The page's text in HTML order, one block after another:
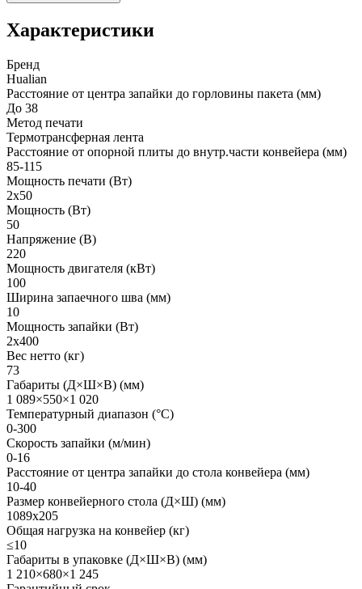
Характеристики
Бренд
Hualian
Расстояние от центра запайки до горловины пакета (мм)
До 38
Метод печати
Термотрансферная лента
Расстояние от опорной плиты до внутр.части конвейера (мм)
85-115
Мощность печати (Вт)
2х50
Мощность (Вт)
50
Напряжение (В)
220
Мощность двигателя (кВт)
100
Ширина запаечного шва (мм)
10
Мощность запайки (Вт)
2х400
Вес нетто (кг)
73
Габариты (Д×Ш×В) (мм)
1 089×550×1 020
Температурный диапазон (°С)
0-300
Скорость запайки (м/мин)
0-16
Расстояние от центра запайки до стола конвейера (мм)
10-40
Размер конвейерного стола (Д×Ш) (мм)
1089х205
Общая нагрузка на конвейер (кг)
≤10
Габариты в упаковке (Д×Ш×В) (мм)
1 210×680×1 245